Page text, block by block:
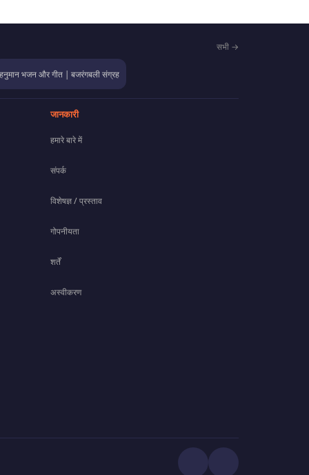
सभी →
हनुमान भजन और गीत | बजरंगबली संग्रह
जानकारी
हमारे बारे में
संपर्क
विशेषज्ञ / प्रस्ताव
गोपनीयता
शर्तें
अस्वीकरण